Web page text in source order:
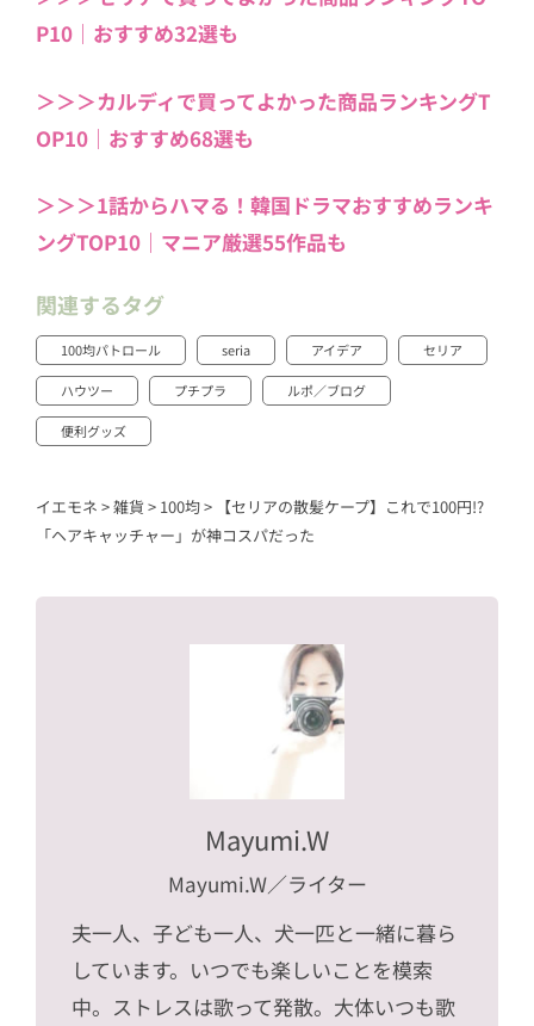
P10｜おすすめ32選も
＞＞＞カルディで買ってよかった商品ランキングT
OP10｜おすすめ68選も
＞＞＞1話からハマる！韓国ドラマおすすめランキ
ングTOP10｜マニア厳選55作品も
関連するタグ
100均パトロール seria アイデア セリア
ハウツー プチプラ ルポ／ブログ
便利グッズ
イエモネ >雑貨 > 100均> 【セリアの散髪ケープ】これで100円!?
「ヘアキャッチャー」が神コスパだった
Mayumi.W
Mayumi.W／ライター
夫一人、子ども一人、犬一匹と一緒に暮ら
しています。いつでも楽しいことを模索
中。ストレスは歌って発散。大体いつも歌